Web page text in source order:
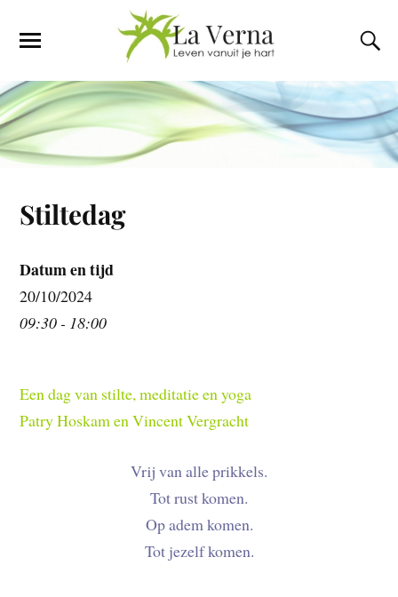
Stiltedag
Datum en tijd
20/10/2024
09:30 - 18:00
Een dag van stilte, meditatie en yoga
Patry Hoskam en Vincent Vergracht
Vrij van alle prikkels.
Tot rust komen.
Op adem komen.
Tot jezelf komen.